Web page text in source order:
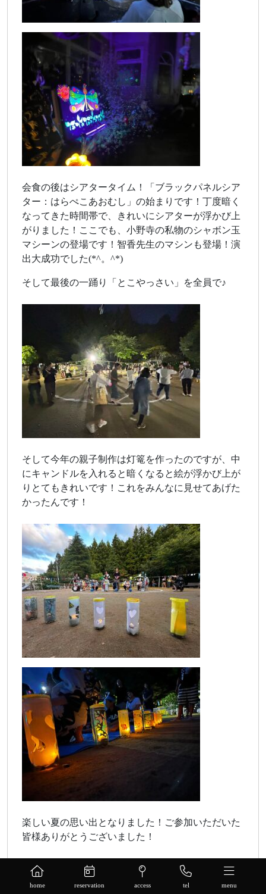
home reservation access tel menu
会食の後はシアタータイム！「ブラックパネルシア
ター：はらぺこあおむし」の始まりです！丁度暗く
なってきた時間帯で、きれいにシアターが浮かび上
がりました！ここでも、小野寺の私物のシャボン玉
マシーンの登場です！智香先生のマシンも登場！演
出大成功でした(*^。^*)
そして最後の一踊り「とこやっさい」を全員で♪
そして今年の親子制作は灯篭を作ったのですが、中
にキャンドルを入れると暗くなると絵が浮かび上が
りとてもきれいです！これをみんなに見せてあげた
かったんです！
楽しい夏の思い出となりました！ご参加いただいた
皆様ありがとうございました！